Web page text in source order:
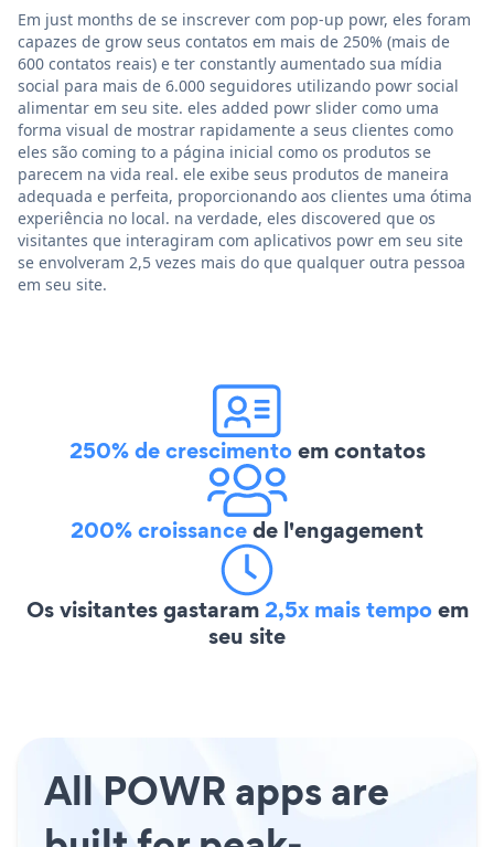
Em just months de se inscrever com pop-up powr, eles foram
capazes de grow seus contatos em mais de 250% (mais de
600 contatos reais) e ter constantly aumentado sua mídia
social para mais de 6.000 seguidores utilizando powr social
alimentar em seu site. eles added powr slider como uma
forma visual de mostrar rapidamente a seus clientes como
eles são coming to a página inicial como os produtos se
parecem na vida real. ele exibe seus produtos de maneira
adequada e perfeita, proporcionando aos clientes uma ótima
experiência no local. na verdade, eles discovered que os
visitantes que interagiram com aplicativos powr em seu site
se envolveram 2,5 vezes mais do que qualquer outra pessoa
em seu site.
250% de crescimentoem contatos
200% croissancede l'engagement
Os visitantes gastaram2,5x mais tempoem
seu site
All POWR apps are